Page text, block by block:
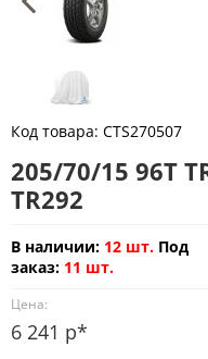
Код товара: CTS270507
205/70/15 96T
TR292
В наличии: 12 шт. Под
заказ: 11 шт.
Цена:
6 241 р*